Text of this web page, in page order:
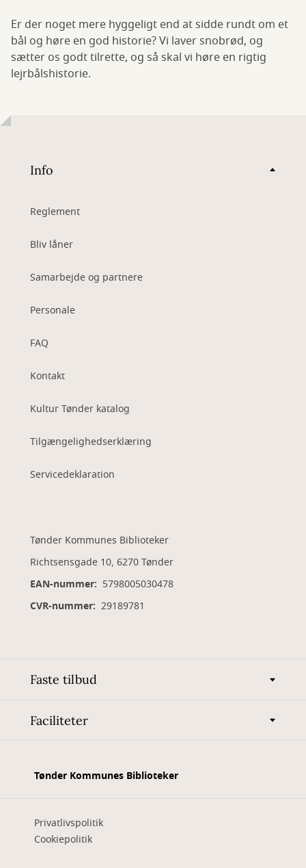
Er der noget mere hyggeligt end at sidde rundt om et
bål og høre en god historie? Vi laver snobrød, og
sætter os godt tilrette, og så skal vi høre en rigtig
lejrbålshistorie.
Info
Reglement
Bliv låner
Samarbejde og partnere
Personale
FAQ
Kontakt
Kultur Tønder katalog
Tilgængelighedserklæring
Servicedeklaration
Tønder Kommunes Biblioteker
Richtsensgade 10, 6270 Tønder
EAN-nummer: 5798005030478
CVR-nummer: 29189781
Faste tilbud
Faciliteter
Tønder Kommunes Biblioteker
Privatlivspolitik
Cookiepolitik